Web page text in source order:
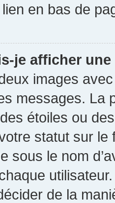
en bas de
je afficher
images
messages. La
étoiles ou
statut sur
sous le nom
utilisateur.
de la